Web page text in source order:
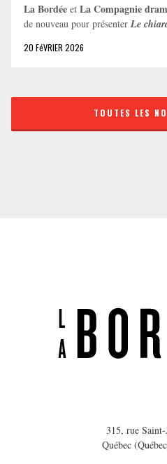
La Bordée et La Compagnie
de nouveau pour présenter Le
20 FéVRIER 2026
TOUTES LES
315, rue Saint-
Québec